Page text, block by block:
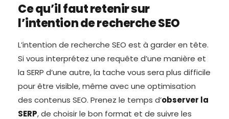
Ce qu’il faut retenir sur
l’intention de recherche SEO
L’intention de recherche SEO est à garder en tête.
Si vous interprétez une requête d’une manière et
la SERP d’une autre, la tache vous sera plus difficile
pour être visible, même avec une optimisation
des contenus SEO. Prenez le temps d’observer la
SERP, de choisir le bon format et de suivre les